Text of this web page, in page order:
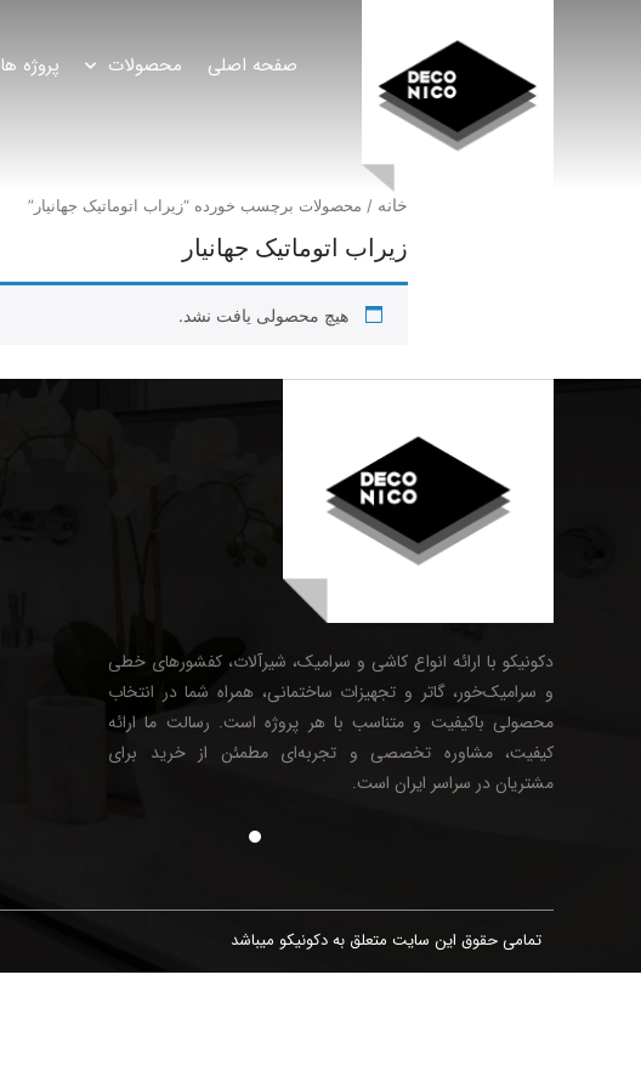
صفحه اصلی محصولات پروژه ها
خانه / محصولات برچسب خورده “زیراب اتوماتیک جهانیار”
زیراب اتوماتیک جهانیار
هیچ محصولی یافت نشد.
دکونیکو با ارائه انواع کاشی و سرامیک، شیرآلات، کفشورهای خطی
و سرامیک‌خور، گاتر و تجهیزات ساختمانی، همراه شما در انتخاب
محصولی باکیفیت و متناسب با هر پروژه است. رسالت ما ارائه
کیفیت، مشاوره تخصصی و تجربه‌ای مطمئن از خرید برای
مشتریان در سراسر ایران است.
تمامی حقوق این سایت متعلق به دکونیکو میباشد